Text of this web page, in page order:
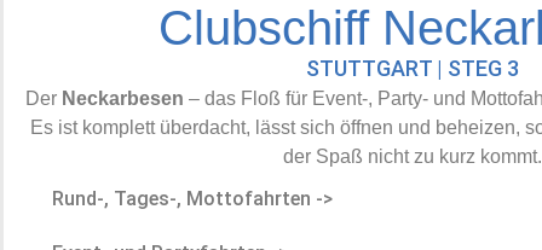
Clubschiff
STUTTGART | STEG 3
Der Neckarbesen – das Floß für Event-, Party- und
Es ist komplett überdacht, lässt sich öffnen und beheizen,
der Spaß nicht zu kurz kommt.
Rund-, Tages-, Mottofahrten ->